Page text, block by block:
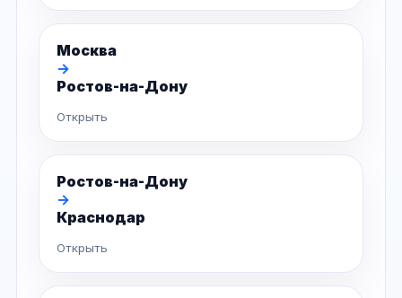
Москва
→
Ростов-на-Дону
Открыть
Ростов-на-Дону
→
Краснодар
Открыть